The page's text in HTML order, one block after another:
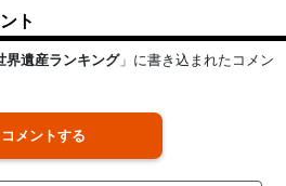
ト
界遺産ランキング」に書き込まれたコメン
コメントする